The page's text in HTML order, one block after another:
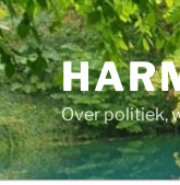
Over politiek,